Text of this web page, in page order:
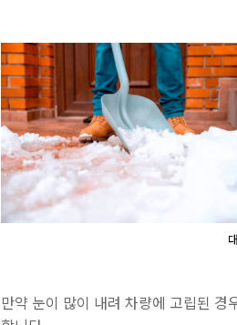
만약 눈이 많이 내려 차량에 고립된